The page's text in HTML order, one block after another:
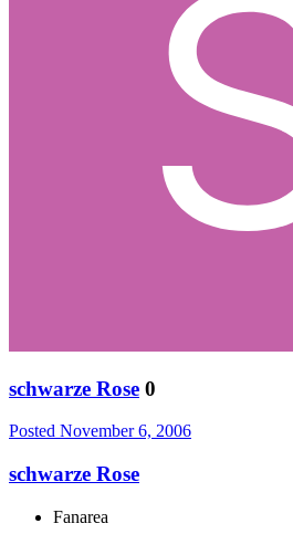
schwarze Rose 0
Posted November 6, 2006
schwarze Rose
Fanarea